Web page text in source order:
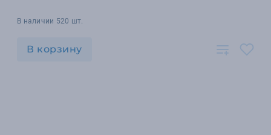
В наличии 520 шт.
В корзину